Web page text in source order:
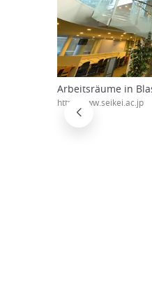
Arbeitsräume in
http://www.seikei.ac.jp